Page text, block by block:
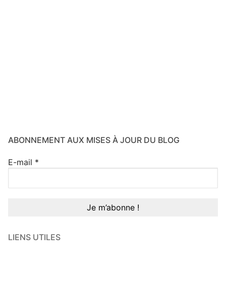
ABONNEMENT AUX MISES À JOUR DU BLOG
E-mail *
LIENS UTILES